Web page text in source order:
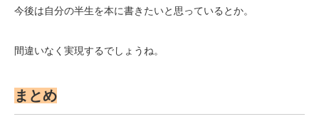
今後は自分の半生を本に書きたいと思っているとか。
間違いなく実現するでしょうね。
まとめ